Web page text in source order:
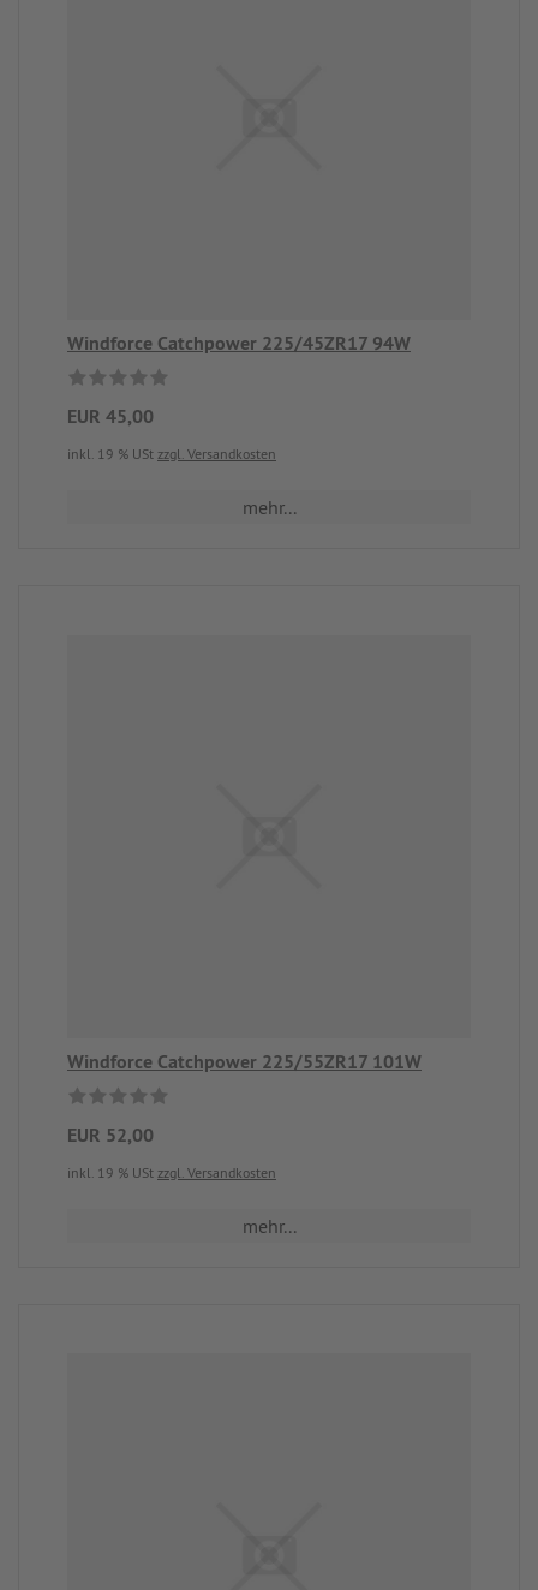
Windforce Catchpower 225/45ZR17 94W
EUR 45,00
inkl. 19 % USt zzgl. Versandkosten
mehr...
Windforce Catchpower 225/55ZR17 101W
EUR 52,00
inkl. 19 % USt zzgl. Versandkosten
mehr...